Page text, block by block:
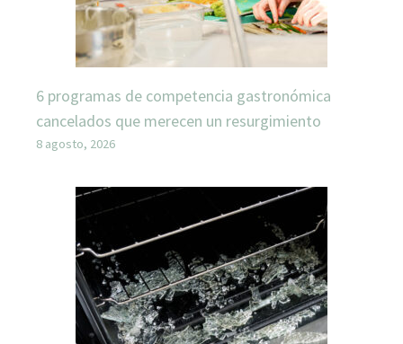
6 programas de competencia gastronómica
cancelados que merecen un resurgimiento
8 agosto, 2026